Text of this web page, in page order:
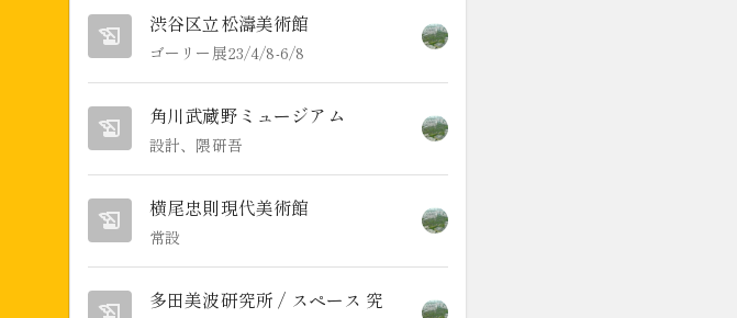
渋谷区立松濤美術館
ゴーリー展23/4/8-6/8
角川武蔵野ミュージアム
設計、隈研吾
横尾忠則現代美術館
常設
多田美波研究所 / スペース 究